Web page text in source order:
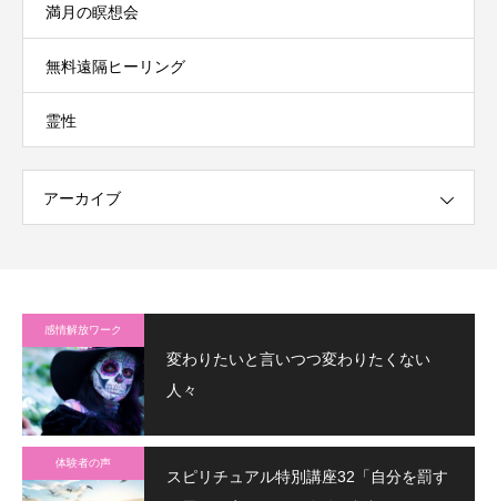
満月の瞑想会
無料遠隔ヒーリング
霊性
アーカイブ
感情解放ワーク
変わりたいと言いつつ変わりたくない
人々
体験者の声
スピリチュアル特別講座32「自分を罰す